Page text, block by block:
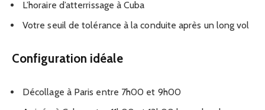
L’horaire d’atterrissage à Cuba
Votre seuil de tolérance à la conduite après un long vol
Configuration idéale
Décollage à Paris entre 7h00 et 9h00